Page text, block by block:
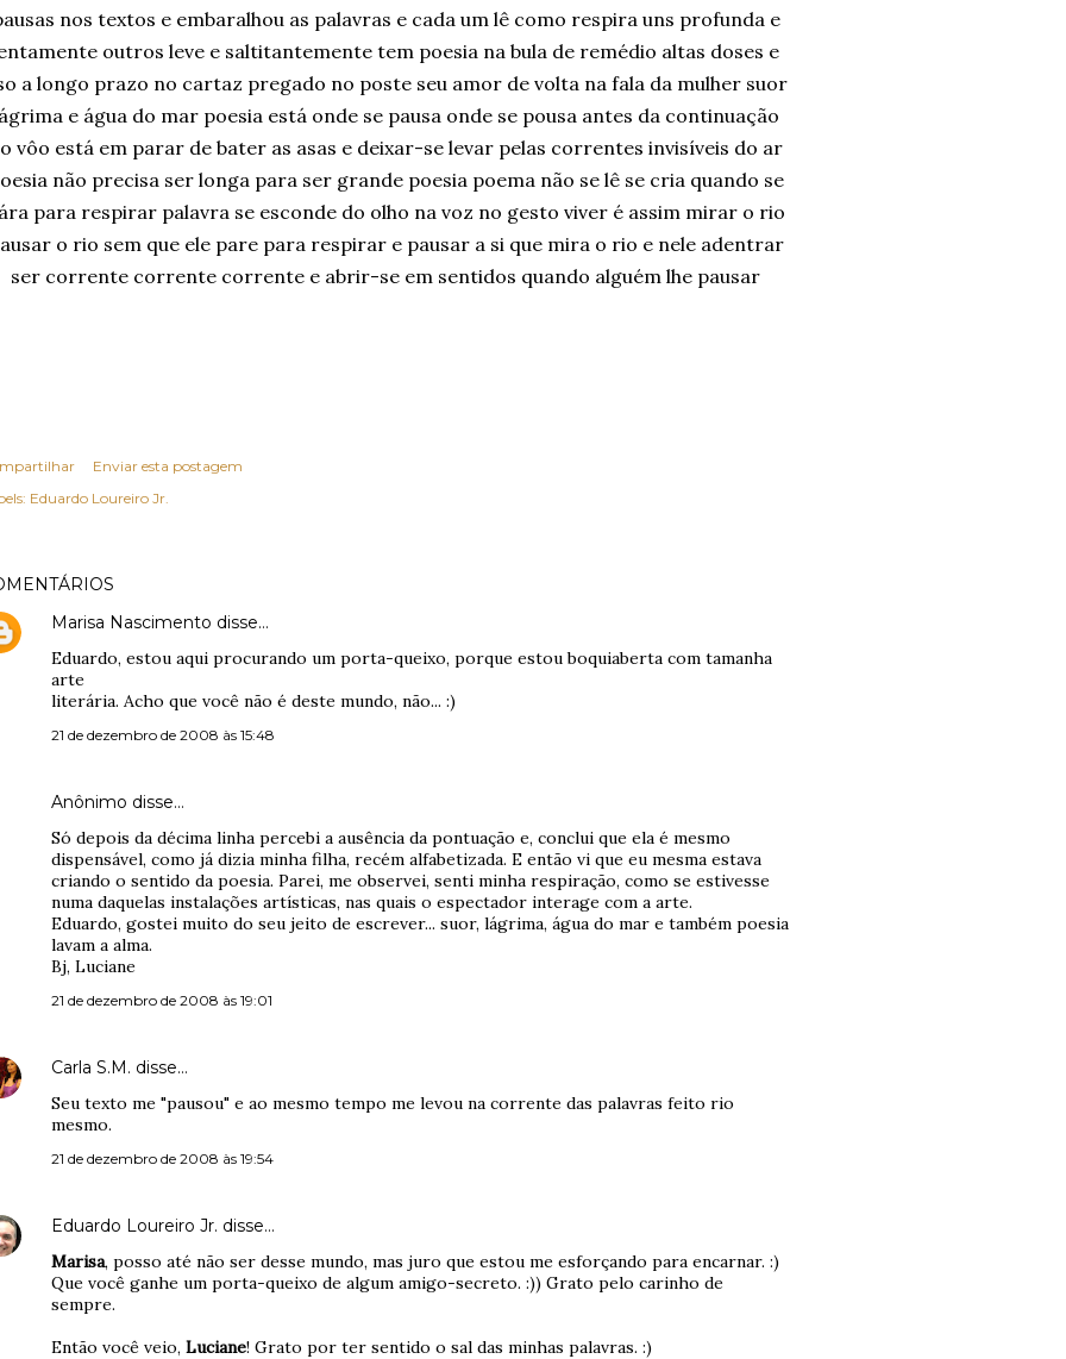
nos textos e embaralhou as palavras e cada um lê como respira uns profunda e
outros leve e saltitantemente tem poesia na bula de remédio altas doses e
a longo prazo no cartaz pregado no poste seu amor de volta na fala da mulher suor
e água do mar poesia está onde se pausa onde se pousa antes da continuação
vôo está em parar de bater as asas e deixar-se levar pelas correntes invisíveis do ar
não precisa ser longa para ser grande poesia poema não se lê se cria quando se
para respirar palavra se esconde do olho na voz no gesto viver é assim mirar o rio
o rio sem que ele pare para respirar e pausar a si que mira o rio e nele adentrar
ser corrente corrente corrente e abrir-se em sentidos quando alguém lhe pausar
Enviar esta postagem
Eduardo Loureiro Jr.
Marisa Nascimento disse…
Eduardo, estou aqui procurando um porta-queixo, porque estou boquiaberta com tamanha
arte
literária. Acho que você não é deste mundo, não... :)
21 de dezembro de 2008 às 15:48
Anônimo disse…
Só depois da décima linha percebi a ausência da pontuação e, conclui que ela é mesmo
dispensável, como já dizia minha filha, recém alfabetizada. E então vi que eu mesma estava
criando o sentido da poesia. Parei, me observei, senti minha respiração, como se estivesse
numa daquelas instalações artísticas, nas quais o espectador interage com a arte.
Eduardo, gostei muito do seu jeito de escrever... suor, lágrima, água do mar e também poesia
lavam a alma.
Bj, Luciane
21 de dezembro de 2008 às 19:01
Carla S.M. disse…
Seu texto me "pausou" e ao mesmo tempo me levou na corrente das palavras feito rio
mesmo.
21 de dezembro de 2008 às 19:54
Eduardo Loureiro Jr. disse…
Marisa, posso até não ser desse mundo, mas juro que estou me esforçando para encarnar. :)
Que você ganhe um porta-queixo de algum amigo-secreto. :)) Grato pelo carinho de
sempre.
Então você veio, Luciane! Grato por ter sentido o sal das minhas palavras. :)